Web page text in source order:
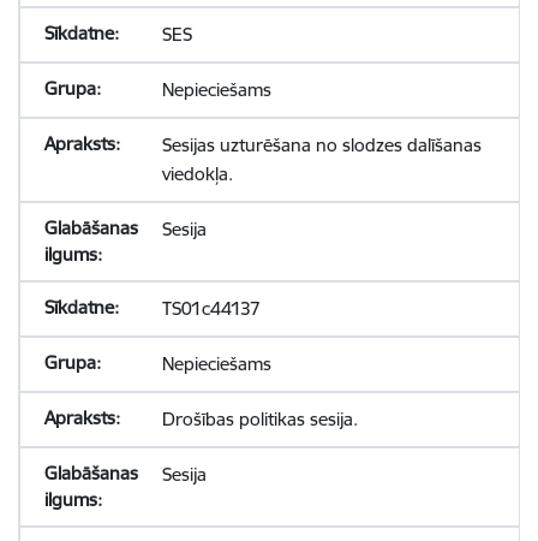
SES
Nepieciešams
Sesijas uzturēšana no slodzes dalīšanas
viedokļa.
Sesija
TS01c44137
Nepieciešams
Drošības politikas sesija.
Sesija